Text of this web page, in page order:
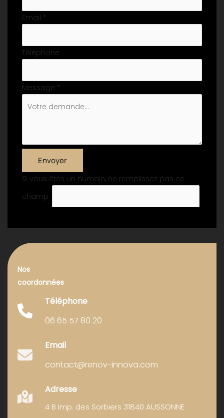
Email *
Téléphone
Message *
Envoyer
Si vous êtes un humain, ne remplissez pas ce
champ.
Nos
coordonnées
Téléphone
06 65 57 80 20
Email
contact@renov-innova.com
Adresse
4 B Imp. des Sorbiers 31840 AUSSONNE